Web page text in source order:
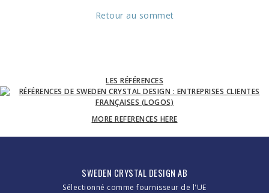
Retour au sommet
LES RÉFÉRENCES
MORE REFERENCES HERE
SWEDEN CRYSTAL DESIGN AB
Sélectionné comme fournisseur de l'UE